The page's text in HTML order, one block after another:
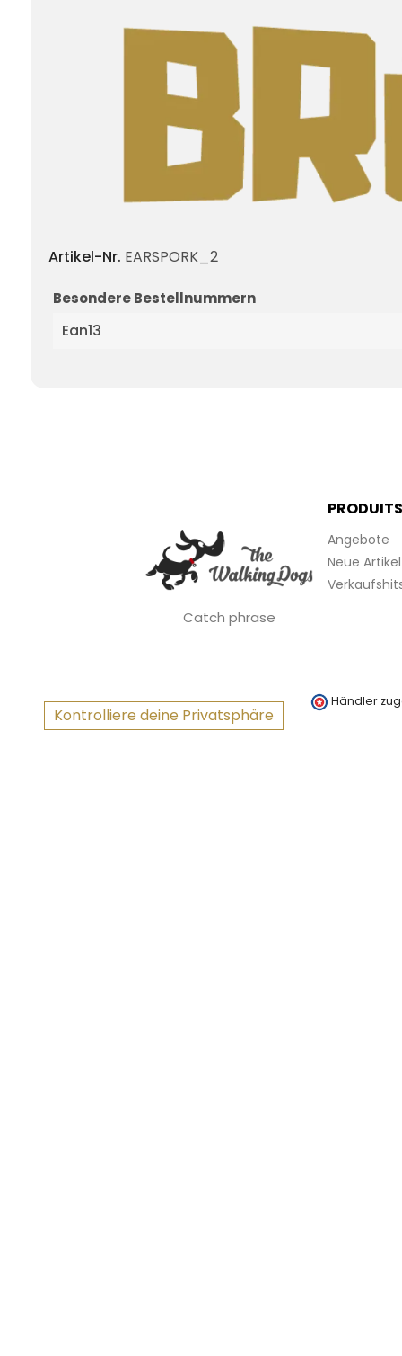
Artikel-Nr. EARSPORK_2
Besondere Bestellnummern
Ean13
Catch phrase
PRODUITS
Angebote
Neue Artikel
Kontrolliere deine Privatsphäre
Händler